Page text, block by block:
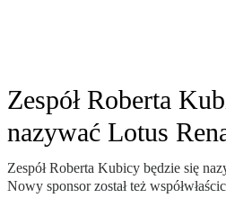
Zespół Roberta
nazywać Lotus
Zespół Roberta Kubicy będzie się
Nowy sponsor został też